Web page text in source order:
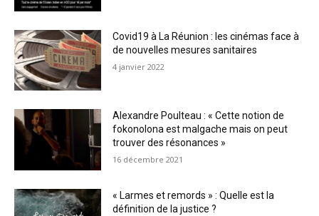
Covid19 à La Réunion : les cinémas face à
de nouvelles mesures sanitaires
4 janvier 2022
Alexandre Poulteau : « Cette notion de
fokonolona est malgache mais on peut
trouver des résonances »
16 décembre 2021
« Larmes et remords » : Quelle est la
définition de la justice ?